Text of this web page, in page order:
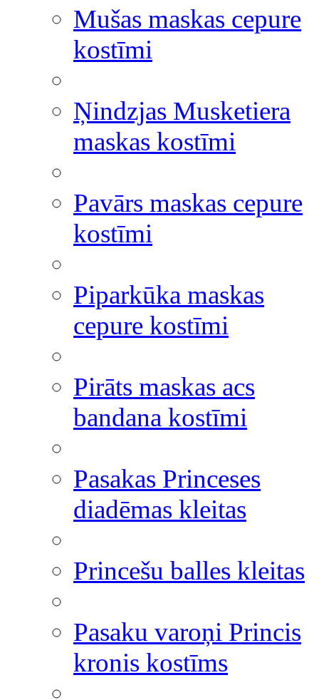
Mušas maskas cepure
kostīmi
Ņindzjas Musketiera
maskas kostīmi
Pavārs maskas cepure
kostīmi
Piparkūka maskas
cepure kostīmi
Pirāts maskas acs
bandana kostīmi
Pasakas Princeses
diadēmas kleitas
Princešu balles kleitas
Pasaku varoņi Princis
kronis kostīms